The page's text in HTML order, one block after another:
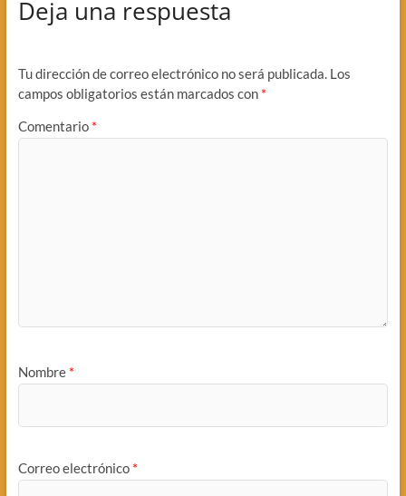
Deja una respuesta
Tu dirección de correo electrónico no será publicada. Los
campos obligatorios están marcados con *
Comentario *
Nombre *
Correo electrónico *